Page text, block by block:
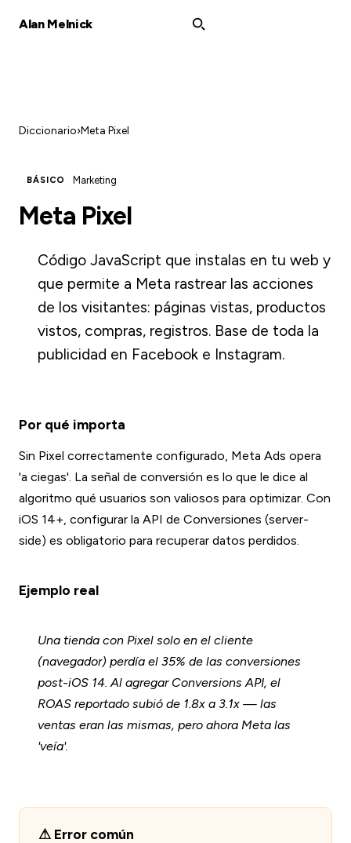
Alan Melnick
Diccionario›Meta Pixel
BÁSICO Marketing
Meta Pixel
Código JavaScript que instalas en tu web y
que permite a Meta rastrear las acciones
de los visitantes: páginas vistas, productos
vistos, compras, registros. Base de toda la
publicidad en Facebook e Instagram.
Por qué importa
Sin Pixel correctamente configurado, Meta Ads opera
'a ciegas'. La señal de conversión es lo que le dice al
algoritmo qué usuarios son valiosos para optimizar. Con
iOS 14+, configurar la API de Conversiones (server-
side) es obligatorio para recuperar datos perdidos.
Ejemplo real
Una tienda con Pixel solo en el cliente
(navegador) perdía el 35% de las conversiones
post-iOS 14. Al agregar Conversions API, el
ROAS reportado subió de 1.8x a 3.1x — las
ventas eran las mismas, pero ahora Meta las
'veía'.
Error común